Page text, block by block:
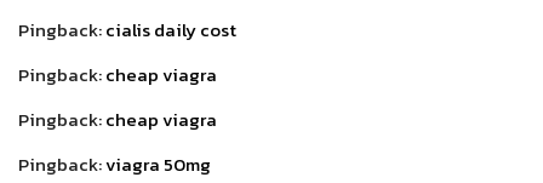
Pingback:cialis daily cost
Pingback:cheap viagra
Pingback:cheap viagra
Pingback:viagra 50mg